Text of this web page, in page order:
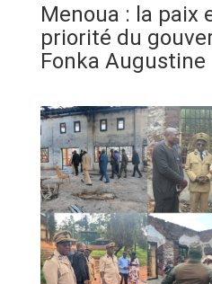
ALERTE
ANNONCE
ART & CULTURE & TRADITION
ASSAINISSEMENT
BREAKING-NEWS
CAMEROUN
Menoua : la paix
priorité du
Fonka Augustine